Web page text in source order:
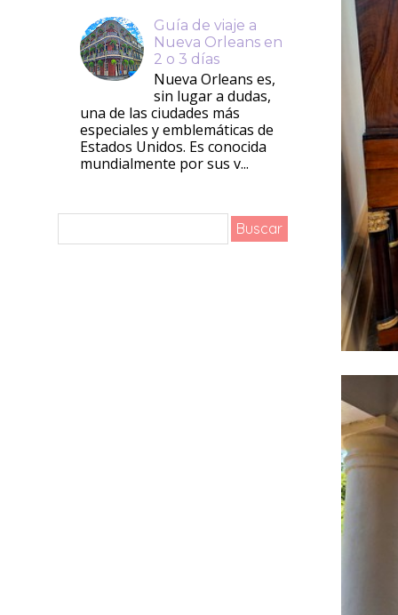
Guía de viaje a
Nueva Orleans en
2 o 3 días
Nueva Orleans es,
sin lugar a dudas,
una de las ciudades más
especiales y emblemáticas de
Estados Unidos. Es conocida
mundialmente por sus v...